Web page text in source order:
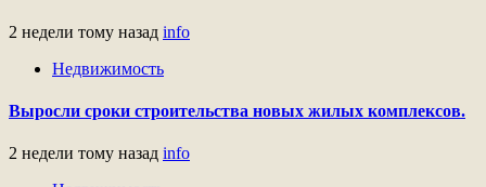
2 недели тому назад info
Недвижимость
Выросли сроки строительства новых жилых комплексов.
2 недели тому назад info